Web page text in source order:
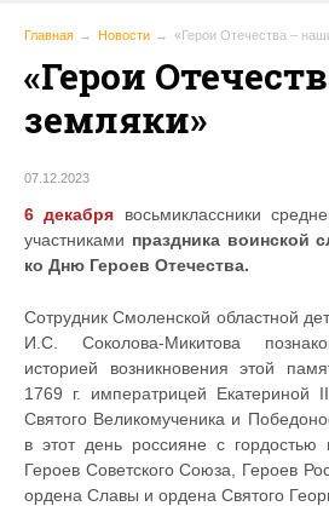
Главная Новости «Герои Отечества –
«Герои
земляки»
07.12.2023
6 декабря
восьмиклассники
участниками праздника воинской
ко Дню Героев Отечества.
Сотрудник Смоленской областной
И.С. Соколова-Микитова
историей возникновения этой
1769 г. императрицей
Святого Великомученика и
в этот день россияне с гордостью
Героев Советского Союза, Героев
ордена Славы и ордена Святого